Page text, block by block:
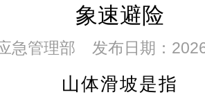
象速避险
急管理部 发布日期：
山体滑坡是指